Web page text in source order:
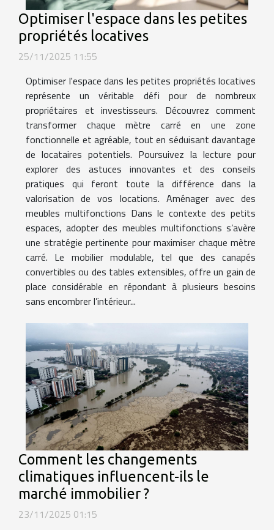
Optimiser l'espace dans les petites
propriétés locatives
25/11/2025 11:55
Optimiser l'espace dans les petites propriétés locatives
représente un véritable défi pour de nombreux
propriétaires et investisseurs. Découvrez comment
transformer chaque mètre carré en une zone
fonctionnelle et agréable, tout en séduisant davantage
de locataires potentiels. Poursuivez la lecture pour
explorer des astuces innovantes et des conseils
pratiques qui feront toute la différence dans la
valorisation de vos locations. Aménager avec des
meubles multifonctions Dans le contexte des petits
espaces, adopter des meubles multifonctions s’avère
une stratégie pertinente pour maximiser chaque mètre
carré. Le mobilier modulable, tel que des canapés
convertibles ou des tables extensibles, offre un gain de
place considérable en répondant à plusieurs besoins
sans encombrer l’intérieur...
Comment les changements
climatiques influencent-ils le
marché immobilier ?
23/11/2025 01:15